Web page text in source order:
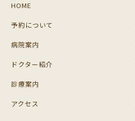
HOME
予約について
病院案内
ドクター紹介
診療案内
アクセス